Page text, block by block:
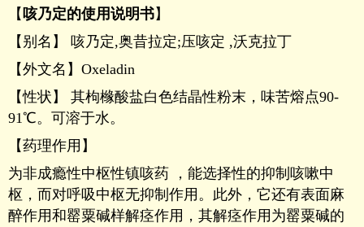
【 咳乃定的使用说明书】
【别名】 咳乃定,奥昔拉定;压咳定 ,沃克拉丁
【外文名】Oxeladin
【性状】 其枸橼酸盐白色结晶性粉末，味苦熔点90-
91℃。可溶于水。
【药理作用】
为非成瘾性中枢性镇咳药 ，能选择性的抑制咳嗽中
枢，而对呼吸中枢无抑制作用。此外，它还有表面麻
醉作用和罂粟碱样解痉作用，其解痉作用为罂粟碱的